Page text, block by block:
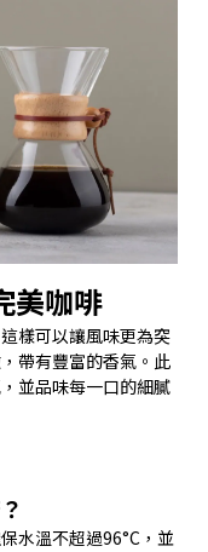
美咖啡
樣可以讓風味更為突
帶有豐富的香氣。此
並品味每一口的細膩
水溫不超過96°C，並